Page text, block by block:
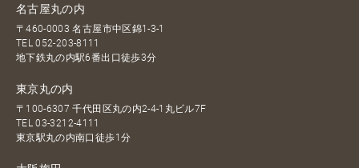
名古屋丸の内
〒460-0003 名古屋市中区錦1-3-1
TEL052-203-8111
地下鉄丸の内駅6番出口徒歩3分
東京丸の内
〒100-6307 千代田区丸の内2-4-1丸ビル7F
TEL03-3212-4111
東京駅丸の内南口徒歩1分